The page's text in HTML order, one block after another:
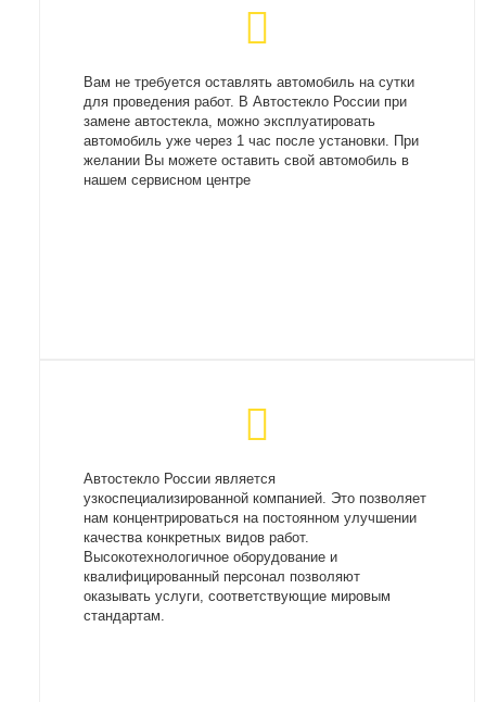
Вам не требуется оставлять автомобиль на сутки
для проведения работ. В Автостекло России при
замене автостекла, можно эксплуатировать
автомобиль уже через 1 час после установки. При
желании Вы можете оставить свой автомобиль в
нашем сервисном центре
Автостекло России является
узкоспециализированной компанией. Это позволяет
нам концентрироваться на постоянном улучшении
качества конкретных видов работ.
Высокотехнологичное оборудование и
квалифицированный персонал позволяют
оказывать услуги, соответствующие мировым
стандартам.